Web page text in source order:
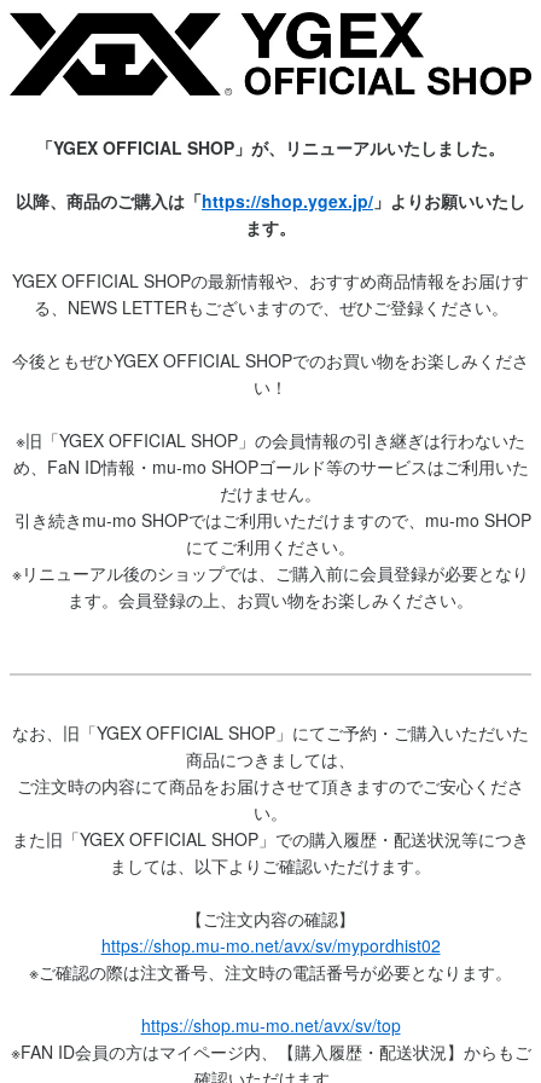
「YGEX OFFICIAL SHOP」が、リニューアルいたしました。
以降、商品のご購入は「https://shop.ygex.jp/ 」よりお願いいたし
ます。
YGEX OFFICIAL SHOPの最新情報や、おすすめ商品情報をお届けす
る、NEWS LETTERもございますので、ぜひご登録ください。
今後ともぜひYGEX OFFICIAL SHOPでのお買い物をお楽しみくださ
い！
※旧「YGEX OFFICIAL SHOP」の会員情報の引き継ぎは行わないた
め、FaN ID情報・mu-mo SHOPゴールド等のサービスはご利用いた
だけません。
引き続きmu-mo SHOPではご利用いただけますので、mu-mo SHOP
にてご利用ください。
※リニューアル後のショップでは、ご購入前に会員登録が必要となり
ます。会員登録の上、お買い物をお楽しみください。
なお、旧「YGEX OFFICIAL SHOP」にてご予約・ご購入いただいた
商品につきましては、
ご注文時の内容にて商品をお届けさせて頂きますのでご安心くださ
い。
また旧「YGEX OFFICIAL SHOP」での購入履歴・配送状況等につき
ましては、以下よりご確認いただけます。
【ご注文内容の確認】
https://shop.mu-mo.net/avx/sv/mypordhist02
※ご確認の際は注文番号、注文時の電話番号が必要となります。
https://shop.mu-mo.net/avx/sv/top
※FAN ID会員の方はマイページ内、【購入履歴・配送状況】からもご
確認いただけます。